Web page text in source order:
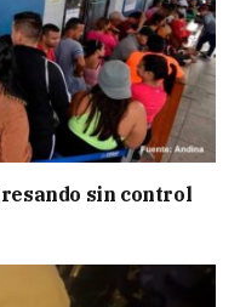
sin control